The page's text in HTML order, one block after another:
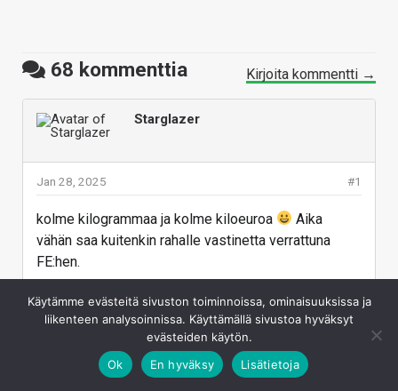
68 kommenttia Kirjoita kommentti →
Starglazer
#1
Jan 28, 2025
kolme kilogrammaa ja kolme kiloeuroa
Aika
vähän saa kuitenkin rahalle vastinetta verrattuna
FE:hen.
Vastaa
mlackke
Käytämme evästeitä sivuston toiminnoissa, ominaisuuksissa ja
liikenteen analysoinnissa. Käyttämällä sivustoa hyväksyt
evästeiden käytön.
Ok
En hyväksy Lisätietoja